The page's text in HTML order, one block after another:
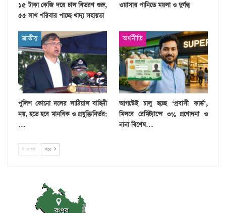
১৫ টাকা কেজি দরে চাল বিতরণ শুরু,
৫৫ লাখ পরিবার পাচ্ছে খাদ্য সহায়তা
ওয়াসার পানিতে ময়লা ও দুর্গন্ধ
জাতীয়
পুলিশ কোনো দলের লাঠিয়াল বাহিনী
নয়, হতে হবে মানবিক ও প্রযুক্তিনির্ভর:
…
অর্থনীতি
আগস্টেই চালু হচ্ছে ‘প্রবাসী কার্ড’,
মিলবে রেমিট্যান্সে ৩% প্রণোদনা ও
নানা বিশেষ…
আগে পরে